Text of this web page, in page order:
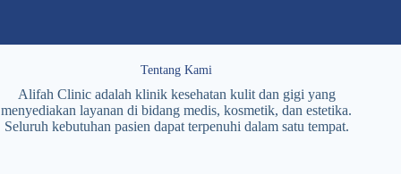
Tentang Kami
Alifah Clinic adalah klinik kesehatan kulit dan gigi yang
menyediakan layanan di bidang medis, kosmetik, dan estetika.
Seluruh kebutuhan pasien dapat terpenuhi dalam satu tempat.